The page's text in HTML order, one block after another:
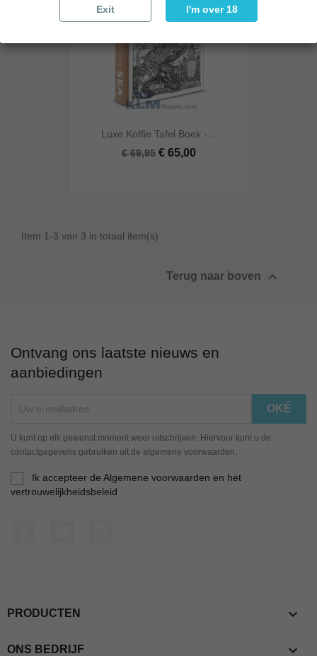
Luxe Koffie Tafel Boek -...
€ 69,95 € 65,00
Item 1-3 van 3 in totaal item(s)
Terug naar boven 
Ontvang ons laatste nieuws en
aanbiedingen
U kunt op elk gewenst moment weer uitschrijven. Hiervoor kunt u de
contactgegevens gebruiken uit de algemene voorwaarden.
Ik accepteer de Algemene voorwaarden en het
vertrouwelijkheidsbeleid
PRODUCTEN 
ONS BEDRIJF 
Exit I'm over 18